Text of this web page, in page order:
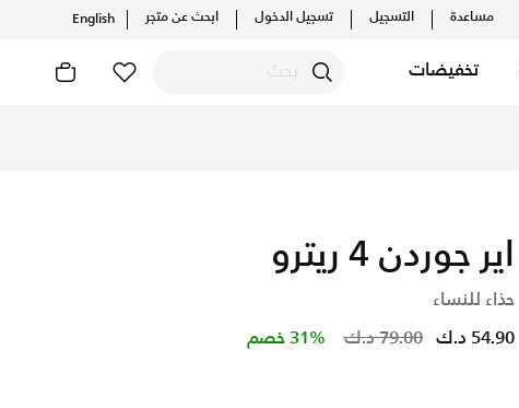
مساعدة التسجيل تسجيل الدخول ابحث عن متجر English
تخفيضات
اير جوردن 4 ريترو
حذاء للنساء
Price reduced from
79.00 د.ك to 54.90 د.ك 31% خصم